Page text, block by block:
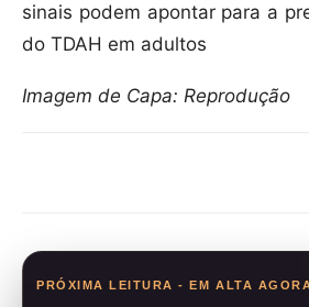
sinais podem apontar para a
do TDAH em adultos
Imagem de Capa: Reprodução
PRÓXIMA LEITURA - EM ALTA